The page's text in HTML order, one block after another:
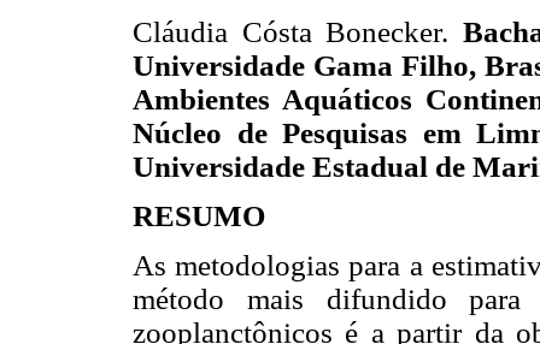
Cláudia Cósta Bonecker.
Universidade Gama Filho,
Ambientes Aquáticos
Núcleo de Pesquisas em
Universidade Estadual de
RESUMO
As metodologias para a
método mais difundido para
zooplanctônicos é a partir da